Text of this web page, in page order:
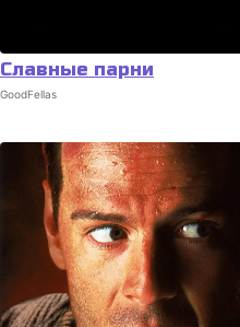
Славные парни
GoodFellas